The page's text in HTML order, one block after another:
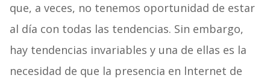
que, a veces, no tenemos oportunidad de estar
al día con todas las tendencias. Sin embargo,
hay tendencias invariables y una de ellas es la
necesidad de que la presencia en lnternet de